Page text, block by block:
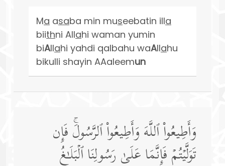
Ma asaba min museebatin illa
biithni Allahi waman yumin
biAllahi yahdi qalbahu waAllahu
bikulli shayin AAaleemun
وَأَطِیعُوا۟ ٱللَّهَ وَأَطِیعُوا۟ ٱلرَّسُولَۚ فَإِن
تَوَلَّیۡتُمۡ فَإِنَّمَا عَلَىٰ رَسُولِنَا ٱلۡبَلَـٰغُ